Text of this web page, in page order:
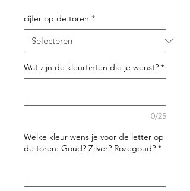
cijfer op de toren *
Wat zijn de kleurtinten die je wenst? *
0/25
Welke kleur wens je voor de letter op
de toren: Goud? Zilver? Rozegoud? *